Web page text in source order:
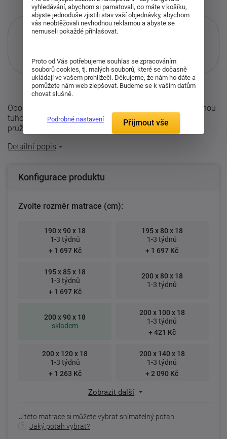
Pouze při nákupu přes i-matrace.cz
Více informacío službě.
Oboustranná (partnerská) matrace Riviéra plus s rozdílnou
tuhostí a profilací stran. Tato matarce je vyrobena z
pružných a houževnatých pěn ...
Detailní popis
Konfigurace produktu
Zvolte rozměr matrace (cm):
190 x 90 x 18
1-3 týdnů
+ 1 697 Kč
195 x 80 x 18
1-3 týdnů
+ 1 697 Kč
195 x 85 x 18
1-3 týdnů
+ 1 697 Kč
200 x 80 x 18
1-3 týdnů
200 x 90 x 18
skladem
200 x 100 x 18
1-3 týdnů
+ 421 Kč
200 x 120 x 18
1-3 týdnů
+ 1 263 Kč
200 x 140 x 18
1-3 týdnů
+ 2 090 Kč
Zobrazit další
U této matrace si můžete vybrat snímatelný potah.
Jaký potah vybrat?
vyhledávání, abychom si pamatovali, co máte v košíku,
abyste jednoduše zjistili stav vaší objednávky, abychom
vás neobtěžovali nevhodnou reklamou a abyste se
nemuseli pokaždé přihlašovat.
Proto od Vás potřebujeme souhlas se zpracováním
souborů cookies, tj. malých souborů, které se dočasně
ukládají ve vašem prohlížeči. Děkujeme, že nám ho dáte a
pomůžete nám web zlepšovat. Budeme se k vašim datům
chovat slušně.
Podrobné nastavení Přijmout vše